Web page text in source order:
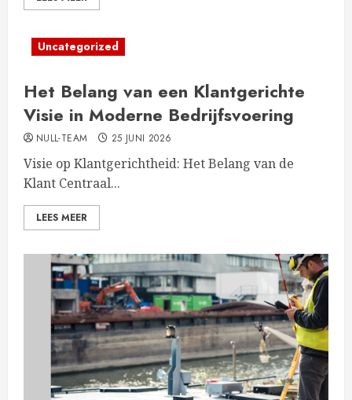
Uncategorized
Het Belang van een Klantgerichte
Visie in Moderne Bedrijfsvoering
NULL-TEAM 25 JUNI 2026
Visie op Klantgerichtheid: Het Belang van de
Klant Centraal...
LEES MEER